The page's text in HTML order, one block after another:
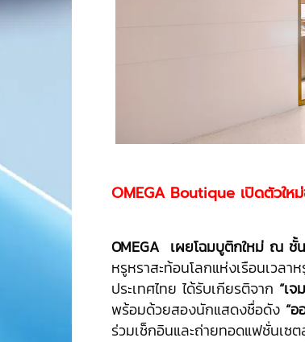
OMEGA Boutique เปิดตัวให
OMEGA เผยโฉมบูติกใหม่ ณ ชั้น
หรูหราสะท้อนโลกแห่งเรือนเวล
ประเทศไทย ได้รับเกียรติจาก “เ
พร้อมด้วยสองนักแสดงชื่อดัง “
ร่วมเช็กอินและถ่ายทอดแฟชั่นเซ